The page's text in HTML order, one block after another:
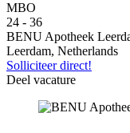
MBO
24 - 36
BENU Apotheek
Leerdam, Netherlands
Solliciteer direct!
Deel vacature